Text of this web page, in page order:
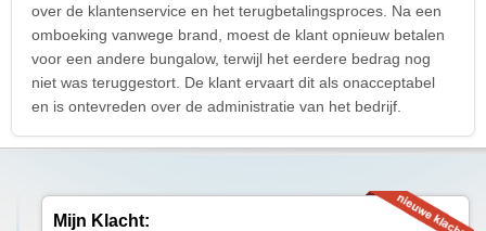
over de klantenservice en het terugbetalingsproces. Na een
omboeking vanwege brand, moest de klant opnieuw betalen
voor een andere bungalow, terwijl het eerdere bedrag nog
niet was teruggestort. De klant ervaart dit als onacceptabel
en is ontevreden over de administratie van het bedrijf.
Mijn Klacht: